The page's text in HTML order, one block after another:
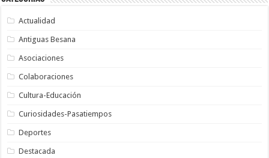
Actualidad
Antiguas Besana
Asociaciones
Colaboraciones
Cultura-Educación
Curiosidades-Pasatiempos
Deportes
Destacada